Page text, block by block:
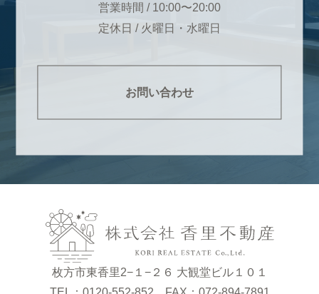
営業時間 / 10:00〜20:00
定休日 / 火曜日・水曜日
お問い合わせ
枚方市東香里2−１−２６ 大観堂ビル１０１